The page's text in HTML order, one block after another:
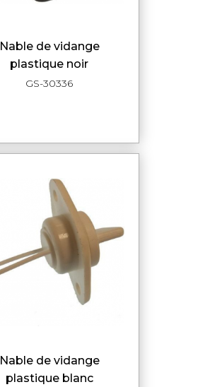
APERÇU RAPIDE
nable de vidange
plastique noir
GS-30336
APERÇU RAPIDE
nable de vidange
plastique blanc